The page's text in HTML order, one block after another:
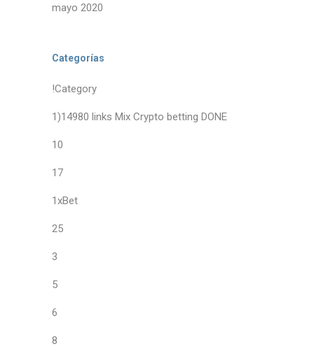
mayo 2020
Categorías
!Category
1)14980 links Mix Crypto betting DONE
10
17
1xBet
25
3
5
6
8